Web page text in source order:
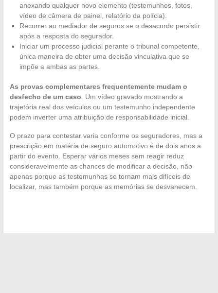
anexando qualquer novo elemento (testemunhos, fotos,
vídeo de câmera de painel, relatório da polícia).
Recorrer ao mediador de seguros se o desacordo persistir
após a resposta do segurador.
Iniciar um processo judicial perante o tribunal competente,
única maneira de obter uma decisão vinculativa que se
impõe a ambas as partes.
As provas complementares frequentemente mudam o
desfecho de um caso. Um vídeo gravado mostrando a
trajetória real dos veículos ou um testemunho independente
podem inverter uma atribuição de responsabilidade inicial.
O prazo para contestar varia conforme os seguradores, mas a
prescrição em matéria de seguro automotivo é de dois anos a
partir do evento. Esperar vários meses sem reagir reduz
consideravelmente as chances de modificar a decisão, não
apenas porque as testemunhas se tornam mais difíceis de
localizar, mas também porque as memórias se desvanecem.